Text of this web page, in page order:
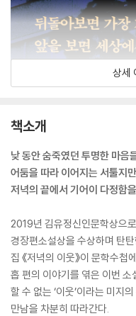
상세
책소개
낮 동안 숨죽였던 투명한 마음
어둠을 따라 이어지는 서툴지
저녁의 끝에서 기어이 다정함
2019년 김유정신인문학상으
경장편소설상을 수상하며 탄
집 《저녁의 이웃》이 문학수
홉 편의 이야기를 엮은 이번
할 수 없는 ‘이웃’이라는 미지
만남을 차분히 따라간다.